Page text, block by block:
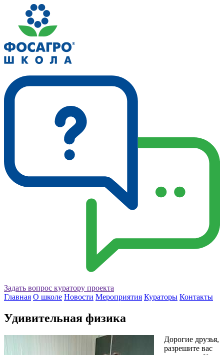
Задать вопрос куратору проекта
Главная О школе Новости Мероприятия Кураторы Контакты
Удивительная физика
Дорогие друзья,
разрешите вас